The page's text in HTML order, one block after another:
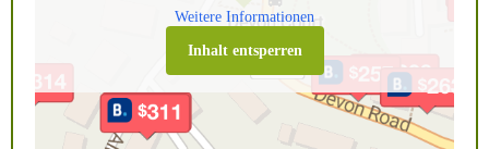
Weitere Informationen
Inhalt entsperren